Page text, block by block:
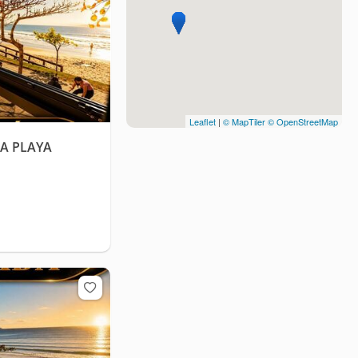
Leaflet | © MapTiler© OpenStreetMap
PLAYA